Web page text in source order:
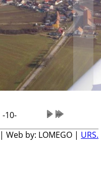
-10-
| Web by: LOMEGO | URS.